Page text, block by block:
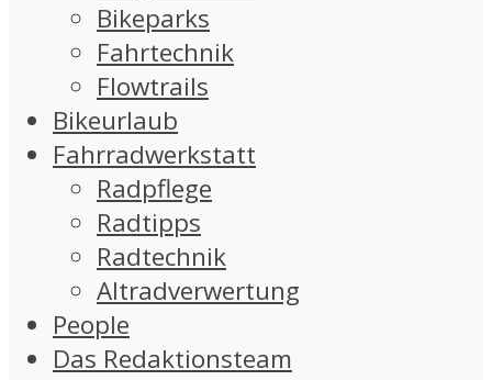
Bikeparks
Fahrtechnik
Flowtrails
Bikeurlaub
Fahrradwerkstatt
Radpflege
Radtipps
Radtechnik
Altradverwertung
People
Das Redaktionsteam